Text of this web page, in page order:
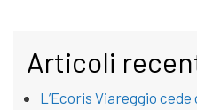
Articoli
L’Ecoris Viareggio